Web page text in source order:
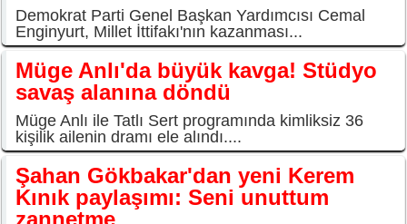
Demokrat Parti Genel Başkan Yardımcısı Cemal
Enginyurt, Millet İttifakı'nın kazanması...
Müge Anlı'da büyük kavga! Stüdyo
savaş alanına döndü
Müge Anlı ile Tatlı Sert programında kimliksiz 36
kişilik ailenin dramı ele alındı....
Şahan Gökbakar'dan yeni Kerem
Kınık paylaşımı: Seni unuttum
zannetme